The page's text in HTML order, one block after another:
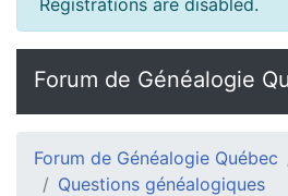
Registrations are disabled.
Forum de Généalogie
Forum de Généalogie Québec
Questions généalogiques